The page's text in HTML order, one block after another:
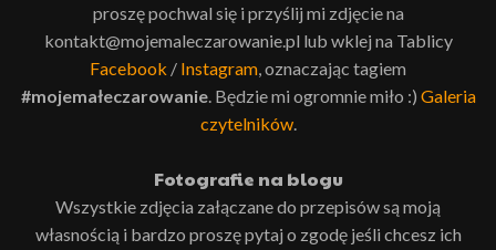
proszę pochwal się i przyślij mi zdjęcie na
kontakt@mojemaleczarowanie.pl lub wklej na Tablicy
Facebook / Instagram , oznaczając tagiem
#mojemałeczarowanie. Będzie mi ogromnie miło :) Galeria
czytelników.
Fotografie na blogu
Wszystkie zdjęcia załączane do przepisów są moją
własnością i bardzo proszę pytaj o zgodę jeśli chcesz ich